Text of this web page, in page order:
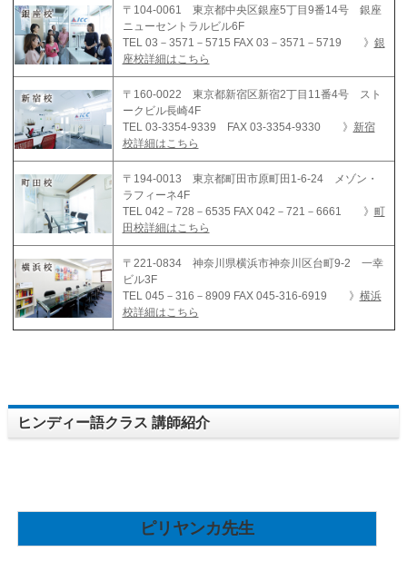
〒104-0061 東京都中央区銀座5丁目9番14号 銀座
ニューセントラルビル6F
TEL 03－3571－5715 FAX 03－3571－5719 》 銀
座校詳細はこちら
〒160-0022 東京都新宿区新宿2丁目11番4号 スト
ークビル長崎4F
TEL 03-3354-9339 FAX 03-3354-9330 》 新宿
校詳細はこちら
〒194-0013 東京都町田市原町田1-6-24 メゾン・
ラフィーネ4F
TEL 042－728－6535 FAX 042－721－6661 》 町
田校詳細はこちら
〒221-0834 神奈川県横浜市神奈川区台町9-2 一幸
ビル3F
TEL 045－316－8909 FAX 045-316-6919 》 横浜
校詳細はこちら
ヒンディー語クラス 講師紹介
ピリヤンカ先生